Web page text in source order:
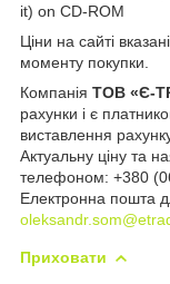
it) on CD-ROM
Ціни на сайті
моменту покупки.
Компанія ТОВ «Є-
рахунки і є
виставлення
Актуальну ціну та
телефоном: +380
Електронна пошта
Приховати